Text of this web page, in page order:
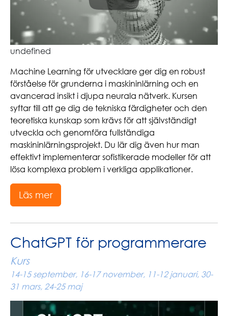
undefined
Machine Learning för utvecklare ger dig en robust
förståelse för grunderna i maskininlärning och en
avancerad insikt i djupa neurala nätverk. Kursen
syftar till att ge dig de tekniska färdigheter och den
teoretiska kunskap som krävs för att självständigt
utveckla och genomföra fullständiga
maskininlärningsprojekt. Du lär dig även hur man
effektivt implementerar sofistikerade modeller för att
lösa komplexa problem i verkliga applikationer.
Läs mer
ChatGPT för programmerare
Kurs
14-15 september, 16-17 november, 11-12 januari, 30-
31 mars, 24-25 maj